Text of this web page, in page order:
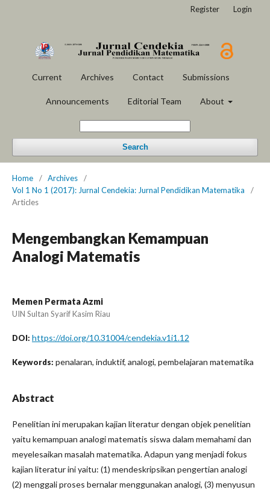
Current Archives Contact Submissions
Announcements Editorial Team About
Search
Register Login
Home / Archives
/
Vol 1 No 1 (2017): Jurnal Cendekia: Jurnal Pendidikan Matematika
/
Articles
Mengembangkan Kemampuan
Analogi Matematis
Memen Permata Azmi
UIN Sultan Syarif Kasim Riau
DOI: https://doi.org/10.31004/cendekia.v1i1.12
Keywords: penalaran, induktif, analogi, pembelajaran matematika
Abstract
Penelitian ini merupakan kajian literatur dengan objek penelitian
yaitu kemampuan analogi matematis siswa dalam memahami dan
meyelesaikan masalah matematika. Adapun yang menjadi fokus
kajian literatur ini yaitu: (1) mendeskripsikan pengertian analogi
(2) menggali proses bernalar menggunakan analogi, (3) menyusun